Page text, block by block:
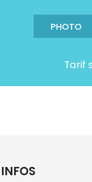
PHOTO
Tarif
INFOS